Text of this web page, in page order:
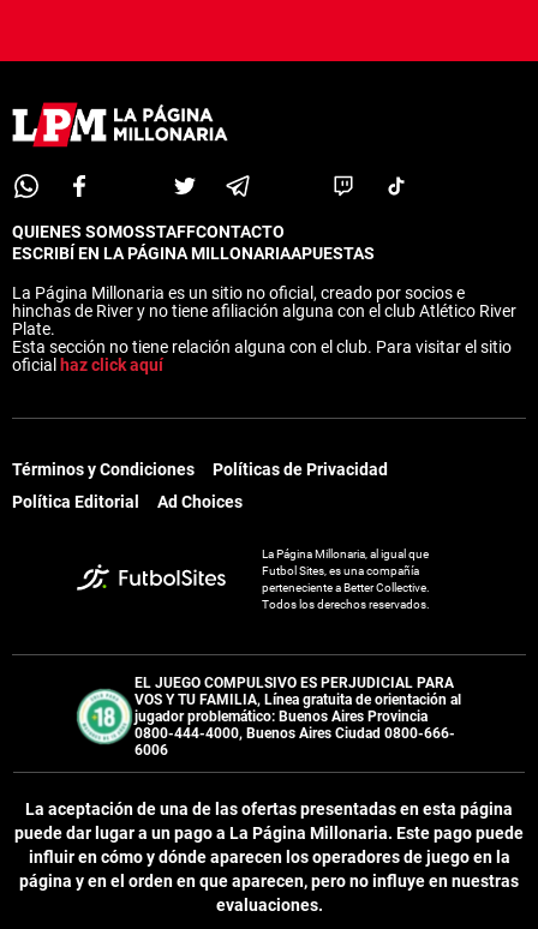
QUIENES SOMOSSTAFFCONTACTO
ESCRIBÍ EN LA PÁGINA MILLONARIAAPUESTAS
La Página Millonaria es un sitio no oficial, creado por socios e
hinchas de River y no tiene afiliación alguna con el club Atlético River
Plate.
Esta sección no tiene relación alguna con el club. Para visitar el sitio
oficial haz click aquí
Términos y Condiciones
Políticas de Privacidad
Política Editorial
Ad Choices
La Página Millonaria, al igual que
Futbol Sites, es una compañía
perteneciente a Better Collective.
Todos los derechos reservados.
EL JUEGO COMPULSIVO ES PERJUDICIAL PARA
VOS Y TU FAMILIA, Línea gratuita de orientación al
jugador problemático: Buenos Aires Provincia
0800-444-4000, Buenos Aires Ciudad 0800-666-
6006
La aceptación de una de las ofertas presentadas en esta página
puede dar lugar a un pago a La Página Millonaria. Este pago puede
influir en cómo y dónde aparecen los operadores de juego en la
página y en el orden en que aparecen, pero no influye en nuestras
evaluaciones.